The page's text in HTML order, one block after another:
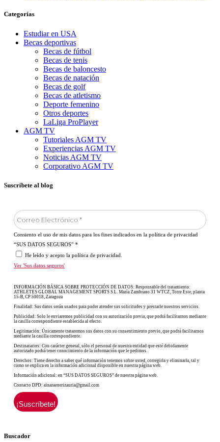
Categorías
Estudiar en USA
Becas deportivas
Becas de fútbol
Becas de tenis
Becas de baloncesto
Becas de natación
Becas de golf
Becas de atletismo
Deporte femenino
Otros deportes
LaLiga ProPlayer
AGM TV
Tutoriales AGM TV
Experiencias AGM TV
Noticias AGM TV
Corporativo AGM TV
Suscríbete al blog
Consiento el uso de mis datos para los fines indicados en la política de privacidad
“SUS DATOS SEGUROS” *
He leído y acepto la política de privacidad.
Ver 'Sus datos seguros'
INFORMACIÓN BÁSICA SOBRE PROTECCIÓN DE DATOS: Responsable del tratamiento:
ATHLETES GLOBAL MANAGEMENT SPORTS S.L. María Zambrano 31 WTCZ, Torre Este, planta
15-B, CP 50018, Zaragoza
Finalidad: Sus datos serán usados para poder atender sus solicitudes y prestarle nuestros servicios.
Publicidad: Solo le enviaremos publicidad con su autorización previa, que podrá facilitarnos mediante
la casilla correspondiente establecida al efecto.
Legitimación: Únicamente trataremos sus datos con su consentimiento previo, que podrá facilitarnos
mediante la casilla correspondiente.
Destinatarios: Con carácter general, sólo el personal de nuestra entidad que esté debidamente
autorizado podrá tener conocimiento de la información que le pedimos.
Derechos: Tiene derecho a saber qué información tenemos sobre usted, corregirla y eliminarla, tal y
como se explica en la información adicional disponible en nuestra página web.
Información adicional: en “SUS DATOS SEGUROS” de nuestra página web.
Contacto DPD: ainaraenerizauria@gmail.com
Buscador